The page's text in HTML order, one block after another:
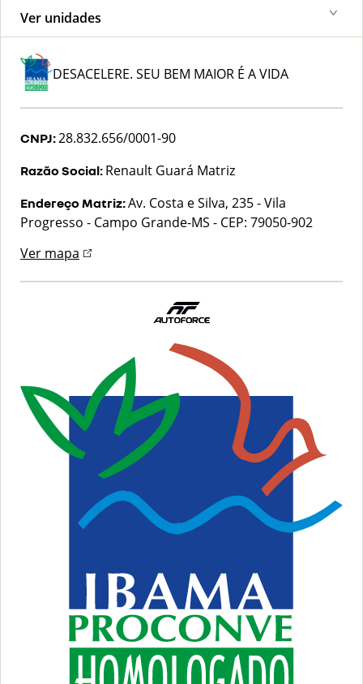
Ver unidades
DESACELERE. SEU BEM MAIOR É A VIDA
CNPJ:28.832.656/0001-90
Razão Social: Renault Guará Matriz
Endereço Matriz:Av. Costa e Silva, 235 - Vila
Progresso - Campo Grande-MS - CEP: 79050-902
Ver mapa